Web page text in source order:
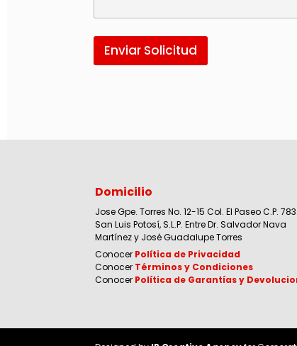
Enviar Solicitud
Domicilio
Jose Gpe. Torres No. 12-15 Col. El Paseo C.P.
San Luis Potosí, S.L.P. Entre Dr. Salvador Nava
Martínez y José Guadalupe Torres
Conocer Política de Privacidad
Conocer Términos y Condiciones
Conocer Política de Garantías y